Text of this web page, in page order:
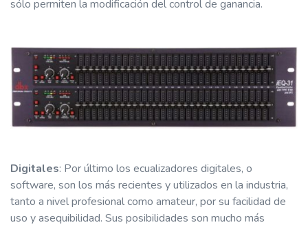
sólo permiten la modificación del control de ganancia.
Digitales: Por último los ecualizadores digitales, o
software, son los más recientes y utilizados en la industria,
tanto a nivel profesional como amateur, por su facilidad de
uso y asequibilidad. Sus posibilidades son mucho más